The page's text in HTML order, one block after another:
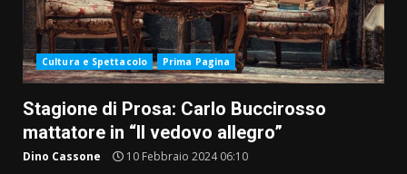
Cultura e Spettacolo Prima Pagina
Stagione di Prosa: Carlo Buccirosso
mattatore in “Il vedovo allegro”
Dino Cassone 10 Febbraio 2024 06:10